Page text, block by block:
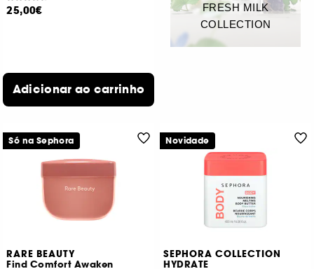
25,00€
Adicionar ao carrinho
FRESH MILK
COLLECTION
RARE BEAUTY
Find Comfort Awaken
Só na Sephora
SEPHORA COLLECTION
HYDRATE
Novidade